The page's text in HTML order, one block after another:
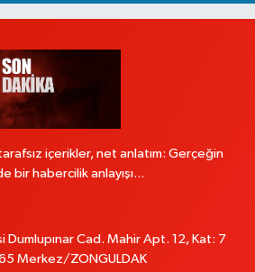
içerikler, net anlatım: Gerçeğin
bir habercilik anlayışı...
Dumlupınar Cad. Mahir Apt. 12, Kat: 7
Merkez/ZONGULDAK